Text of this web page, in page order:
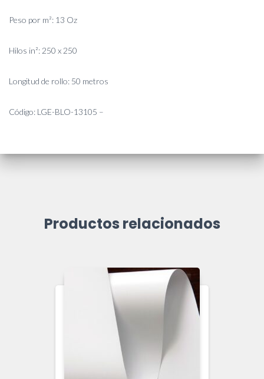
Peso por m²: 13 Oz
Hilos in²: 250 x 250
Longitud de rollo: 50 metros
Código: LGE-BLO-13105 –
Productos relacionados